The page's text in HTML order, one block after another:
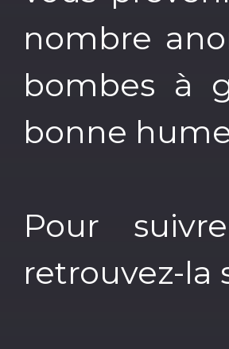
nombre
bombes à
bonne
Pour
retrouvez-